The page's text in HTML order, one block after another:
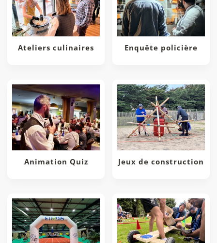
Ateliers culinaires Enquête policière
Animation Quiz Jeux de construction